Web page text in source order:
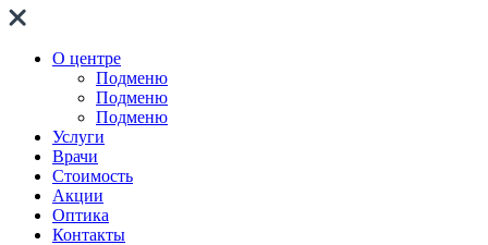
О центре
Подменю
Подменю
Подменю
Услуги
Врачи
Стоимость
Акции
Оптика
Контакты